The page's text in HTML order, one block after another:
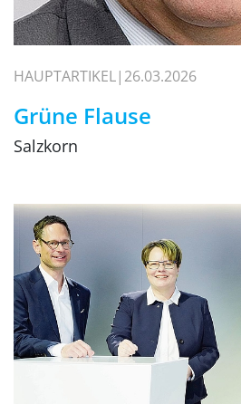
HAUPTARTIKEL 26.03.2026
Grüne Flause
Salzkorn